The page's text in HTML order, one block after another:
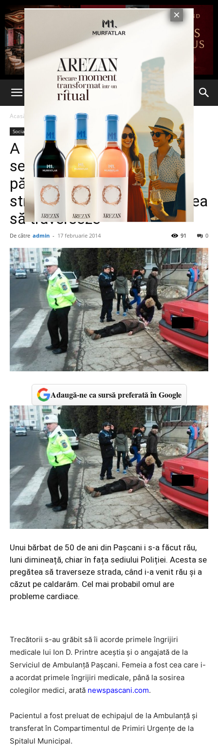
Acasă Social
Social
A căzut ca secerat în fața
sediului Poliției. Un
pășcănean a leșinat pe
stradă, în timp ce se pregătea
să traverseze
De către admin - 17 februarie 2014 0
91
Adaugă-ne ca sursă preferată în Google
Unui bărbat de 50 de ani din Pașcani i s-a făcut rău,
luni dimineață, chiar în fața sediului Poliției. Acesta se
pregătea să traverseze strada, când i-a venit rău și a
căzut pe caldarâm. Cel mai probabil omul are
probleme cardiace.
Trecătorii s-au grăbit să îi acorde primele îngrijiri
medicale lui Ion D. Printre aceștia și o angajată de la
Serviciul de Ambulanță Pașcani. Femeia a fost cea care i-
a acordat primele îngrijiri medicale, până la sosirea
colegilor medici, arată newspascani.com.
Pacientul a fost preluat de echipajul de la Ambulanță și
transferat în Compartimentul de Primiri Urgențe de la
Spitalul Municipal.